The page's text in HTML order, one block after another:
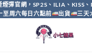
彈官網，SP2S、ILIA、KISS
周六每日六點前
出貨 三天